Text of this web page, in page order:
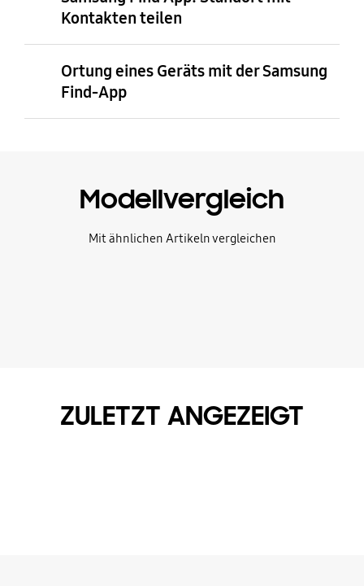
Kontakten teilen
Ortung eines Geräts mit der Samsung
Find-App
Modellvergleich
Mit ähnlichen Artikeln vergleichen
ZULETZT ANGEZEIGT